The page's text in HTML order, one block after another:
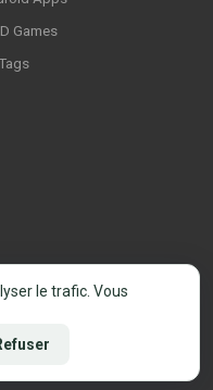
Games
·
le trafic. Vous